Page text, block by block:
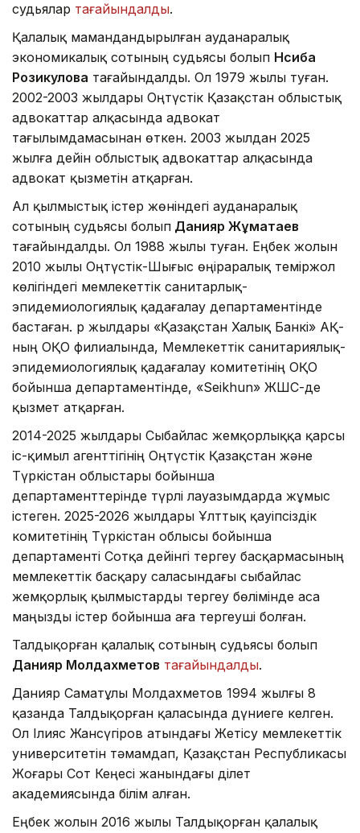
судьялар тағайындалды.
Қалалық мамандандырылған ауданаралық
экономикалық сотының судьясы болып Нәсиба
Розикулова тағайындалды. Ол 1979 жылы туған.
2002-2003 жылдары Оңтүстік Қазақстан облыстық
адвокаттар алқасында адвокат
тағылымдамасынан өткен. 2003 жылдан 2025
жылға дейін облыстық адвокаттар алқасында
адвокат қызметін атқарған.
Ал қылмыстық істер жөніндегі ауданаралық
сотының судьясы болып Данияр Жұматаев
тағайындалды. Ол 1988 жылы туған. Еңбек жолын
2010 жылы Оңтүстік-Шығыс өңіраралық теміржол
көлігіндегі мемлекеттік санитарлық-
эпидемиологиялық қадағалау департаментінде
бастаған. Әр жылдары «Қазақстан Халық Банкі» АҚ-
ның ОҚО филиалында, Мемлекеттік санитариялық-
эпидемиологиялық қадағалау комитетінің ОҚО
бойынша департаментінде, «Seikhun» ЖШС-де
қызмет атқарған.
2014-2025 жылдары Сыбайлас жемқорлыққа қарсы
іс-қимыл агенттігінің Оңтүстік Қазақстан және
Түркістан облыстары бойынша
департаменттерінде түрлі лауазымдарда жұмыс
істеген. 2025-2026 жылдары Ұлттық қауіпсіздік
комитетінің Түркістан облысы бойынша
департаменті Сотқа дейінгі тергеу басқармасының
мемлекеттік басқару саласындағы сыбайлас
жемқорлық қылмыстарды тергеу бөлімінде аса
маңызды істер бойынша аға тергеуші болған.
Талдықорған қалалық сотының судьясы болып
Данияр Молдахметов тағайындалды.
Данияр Саматұлы Молдахметов 1994 жылғы 8
қазанда Талдықорған қаласында дүниеге келген.
Ол Ілияс Жансүгіров атындағы Жетісу мемлекеттік
университетін тәмамдап, Қазақстан Республикасы
Жоғары Сот Кеңесі жанындағы Әділет
академиясында білім алған.
Еңбек жолын 2016 жылы Талдықорған қалалық